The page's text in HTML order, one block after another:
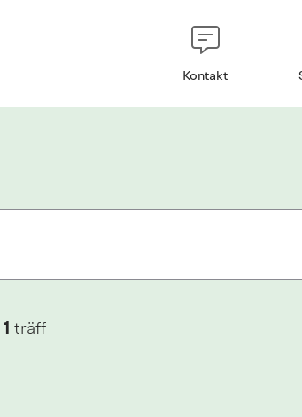
Kontakt
1 träff